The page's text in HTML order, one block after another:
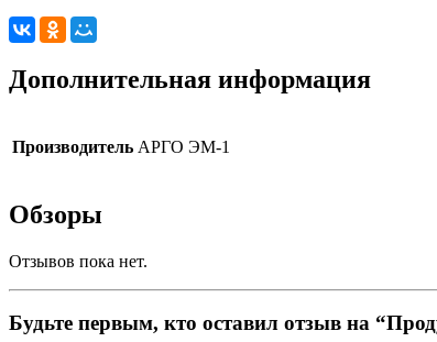
Дополнительная информация
Производитель АРГО ЭМ-1
Обзоры
Отзывов пока нет.
Будьте первым, кто оставил отзыв на